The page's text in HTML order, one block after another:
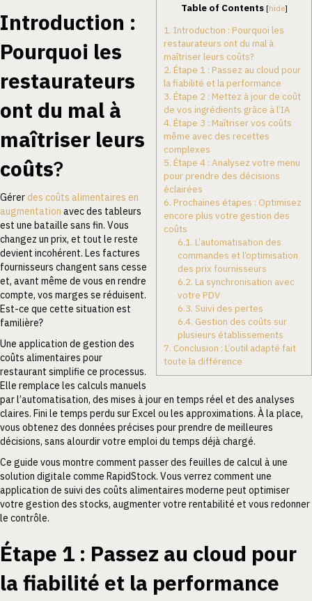
Table of Contents [hide]
1. Introduction : Pourquoi les
restaurateurs ont du mal à
maîtriser leurs coûts?
2. Étape 1 : Passez au cloud pour
la fiabilité et la performance
3. Étape 2 : Mettez à jour de coût
de vos ingrédients grâce à l’IA
4. Étape 3 : Maîtriser vos coûts
même avec des recettes
complexes
5. Étape 4 : Analysez votre menu
pour prendre des décisions
éclairées
6. Prochaines étapes : Optimisez
encore plus votre gestion des
coûts
6.1. L’automatisation des
commandes et l’optimisation
des prix fournisseurs
6.2. La synchronisation avec
votre PDV
6.3. Suivi des pertes
6.4. Gestion des coûts sur
plusieurs établissements
7. Conclusion : L’outil adapté fait
toute la différence
Introduction :
Pourquoi les
restaurateurs
ont du mal à
maîtriser leurs
coûts?
Gérer des coûts alimentaires en
augmentation avec des tableurs
est une bataille sans fin. Vous
changez un prix, et tout le reste
devient incohérent. Les factures
fournisseurs changent sans cesse
et, avant même de vous en rendre
compte, vos marges se réduisent.
Est-ce que cette situation est
familière?
Une application de gestion des
coûts alimentaires pour
restaurant simplifie ce processus.
Elle remplace les calculs manuels
par l’automatisation, des mises à jour en temps réel et des analyses
claires. Fini le temps perdu sur Excel ou les approximations. À la place,
vous obtenez des données précises pour prendre de meilleures
décisions, sans alourdir votre emploi du temps déjà chargé.
Ce guide vous montre comment passer des feuilles de calcul à une
solution digitale comme RapidStock. Vous verrez comment une
application de suivi des coûts alimentaires moderne peut optimiser
votre gestion des stocks, augmenter votre rentabilité et vous redonner
le contrôle.
Étape 1 : Passez au cloud pour
la fiabilité et la performance